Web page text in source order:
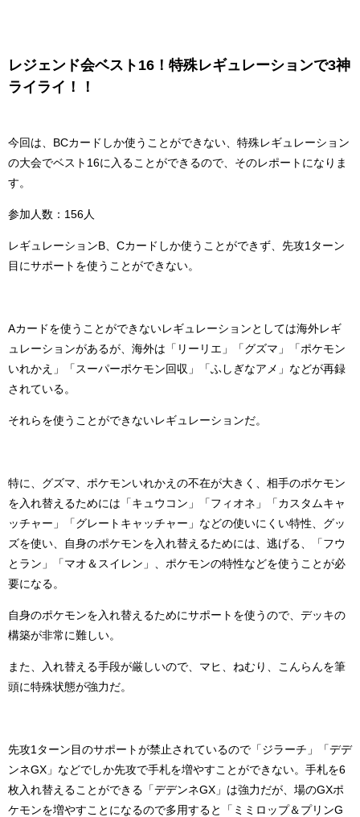
レジェンド会ベスト16！特殊レギュレーションで3神
ライライ！！
今回は、BCカードしか使うことができない、特殊レギュレーション
の大会でベスト16に入ることができるので、そのレポートになりま
す。
参加人数：156人
レギュレーションB、Cカードしか使うことができず、先攻1ターン
目にサポートを使うことができない。
Aカードを使うことができないレギュレーションとしては海外レギ
ュレーションがあるが、海外は「リーリエ」「グズマ」「ポケモン
いれかえ」「スーパーポケモン回収」「ふしぎなアメ」などが再録
されている。
それらを使うことができないレギュレーションだ。
特に、グズマ、ポケモンいれかえの不在が大きく、相手のポケモン
を入れ替えるためには「キュウコン」「フィオネ」「カスタムキャ
ッチャー」「グレートキャッチャー」などの使いにくい特性、グッ
ズを使い、自身のポケモンを入れ替えるためには、逃げる、「フウ
とラン」「マオ＆スイレン」、ポケモンの特性などを使うことが必
要になる。
自身のポケモンを入れ替えるためにサポートを使うので、デッキの
構築が非常に難しい。
また、入れ替える手段が厳しいので、マヒ、ねむり、こんらんを筆
頭に特殊状態が強力だ。
先攻1ターン目のサポートが禁止されているので「ジラーチ」「デデ
ンネGX」などでしか先攻で手札を増やすことができない。手札を6
枚入れ替えることができる「デデンネGX」は強力だが、場のGXポ
ケモンを増やすことになるので多用すると「ミミロップ＆プリンG